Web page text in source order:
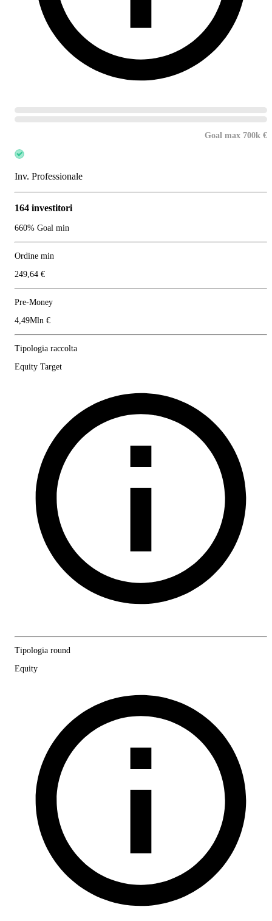
Goal max 700k €
Inv. Professionale
164 investitori
660% Goal min
Ordine min
249,64 €
Pre-Money
4,49Mln €
Tipologia raccolta
Equity Target
Tipologia round
Equity